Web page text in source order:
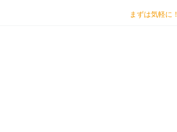
まずは気軽に！